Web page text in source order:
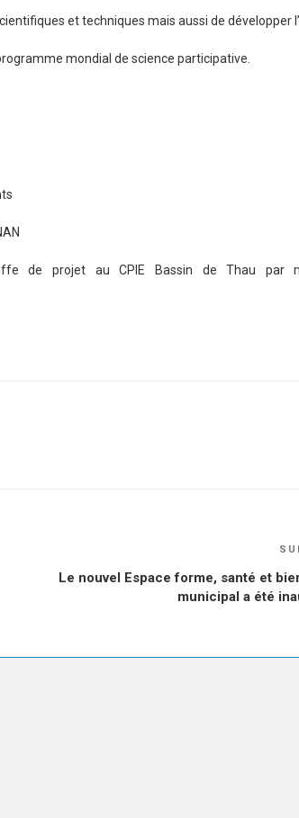
et techniques mais aussi de développer
mondial de science participative.
de projet au CPIE Bassin de Thau par
Le nouvel Espace forme, santé et
municipal a été